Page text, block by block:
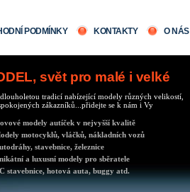
PODMÍNKY KONTAKTY O NÁS
svět pro malé i velké
tradicí nabízející modely různých velikostí,
zákazníků...přidejte se k nám i Vy
modely autíček v nejvyšší kvalitě
motocyklů, vláčků, nákladních vozů
stavebnice, železnice
a luxusní modely pro sběratele
stavebnice, hotová auta, buggy atd.